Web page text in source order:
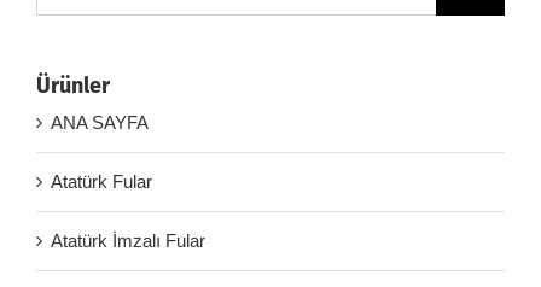
Ürünler
ANA SAYFA
Atatürk Fular
Atatürk İmzalı Fular